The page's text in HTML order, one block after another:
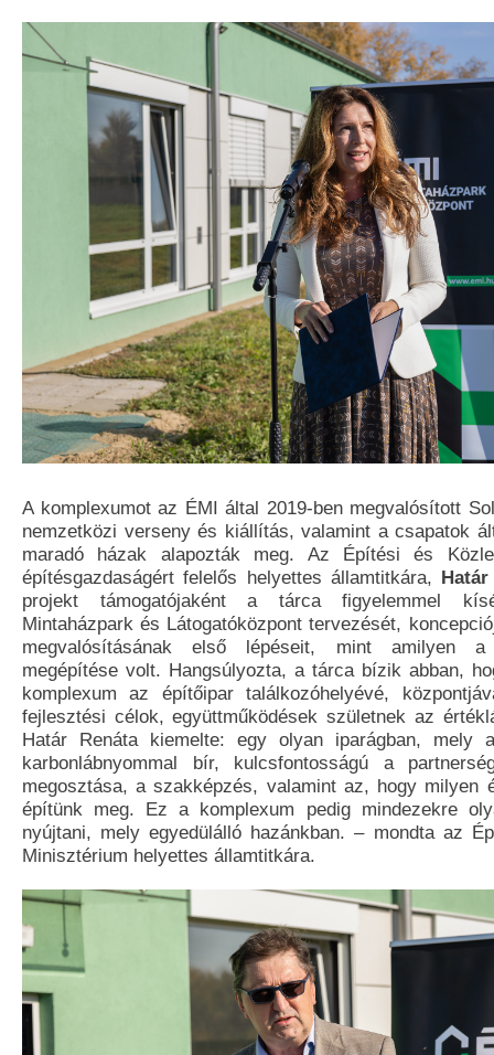
A komplexumot az ÉMI által 2019-ben megvalósított
nemzetközi verseny és kiállítás, valamint a csapatok
maradó házak alapozták meg. Az Építési és
építésgazdaságért felelős helyettes államtitkára,
projekt támogatójaként a tárca figyelemmel
Mintaházpark és Látogatóközpont tervezését,
megvalósításának első lépéseit, mint amilyen a
megépítése volt. Hangsúlyozta, a tárca bízik abban,
komplexum az építőipar találkozóhelyévé,
fejlesztési célok, együttműködések születnek az
Határ Renáta kiemelte: egy olyan iparágban, mely
karbonlábnyommal bír, kulcsfontosságú a
megosztása, a szakképzés, valamint az, hogy milyen
építünk meg. Ez a komplexum pedig mindezekre
nyújtani, mely egyedülálló hazánkban. – mondta az
Minisztérium helyettes államtitkára.